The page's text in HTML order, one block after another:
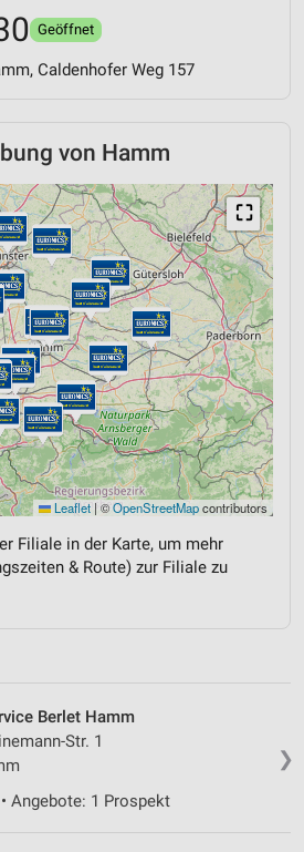
Geöffnet
Caldenhofer Weg 157
von Hamm
⛶
Leaflet | ©OpenStreetMapcontributors
Filiale in der Karte, um mehr
& Route) zur Filiale zu
❯
Berlet Hamm
Str. 1
Angebote: 1 Prospekt